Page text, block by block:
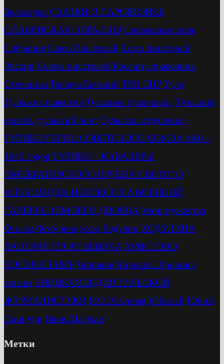
Белозерке СКАЗКИ О ПАРОВОЗИКЕ
СЛАВЯНСКАЯ ЛИРА-2019 Словенское поле
Собрание Союз Писателей Союз писателей
России Союза писателей России справочник
Стечкины Трещев Евгений ТРО СПР Тула
Тульские известия Тульские суворовцы Тульский
кремль тульский поэт Тульское отделение
ТУЛЯКИ ГЕРОИ СОВЕТСКОГО СОЮЗА 1941–
1942 годов ТУЛЯКИ – КАВАЛЕРЫ
ИМПЕРАТОРСКОГО ОРДЕНА СВЯТОГО
АЛЕКСАНДРА НЕВСКОГО В ВОЕННОЙ
ГАЛЕРЕЕ ЗИМНЕГО ДВОРЦА Урок мужества
Фильм Фоторепортаж Ходулин ХОДУЛИНА
ВАЛЕРИЯ ГЕОРГИЕВИЧА ХРИСТОВО
ВОСКРЕСЕНИЕ Чириков Чириков. Хроника
жизни ЭНЦИКЛОПЕДИЯ ТУЛЬСКОЙ
ЖУРНАЛИСТИКИ Ю.Н.Озерова Юбилей Юрий
Цкипури Яков Шафран
Метки